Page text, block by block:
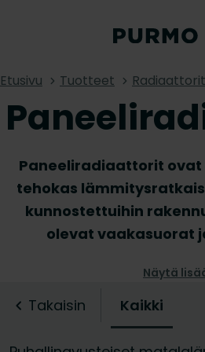
Etusivu Tuotteet
Paneeliradiaattorit ovat
tehokas
kunnostettuihin
olevat vaakasuorat
tekevät Purmon
hyvän valinnan sekä
moderneihin
Näytä
Takaisin Kaikki